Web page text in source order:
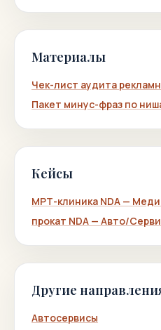
Материалы
Чек-лист аудита
Пакет минус-фраз по
Кейсы
МРТ-клиника NDA —
прокат NDA — Авто/
Другие
Автосервисы